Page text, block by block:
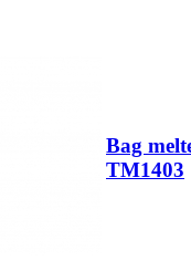
Bag
TM1403